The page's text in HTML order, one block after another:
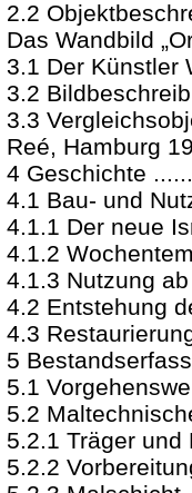
2.2
Das Wandbild
3.1 Der Künstler
3.2
3.3
Reé, Hamburg
4 Geschichte
4.1 Bau- und
4.1.1 Der neue
4.1.2
4.1.3 Nutzung
4.2 Entstehung
4.3
5
5.1
5.2
5.2.1 Träger und
5.2.2